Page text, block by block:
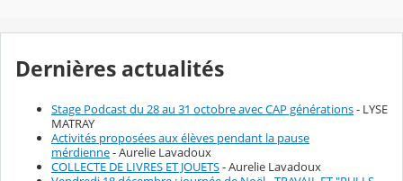
l
Dernières actualités
Stage Podcast du 28 au 31 octobre avec CAP générations- LYSE
MATRAY
Activités proposées aux élèves pendant la pause
mérdienne- Aurelie Lavadoux
COLLECTE DE LIVRES ET JOUETS- Aurelie Lavadoux